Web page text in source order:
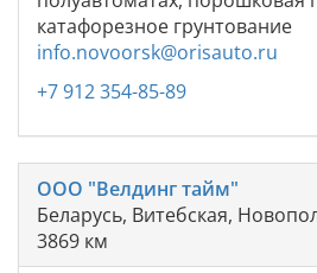
катафорезное грунтование
info.novoorsk@orisauto.ru
+7 912 354-85-89
ООО "Велдинг тайм"
Беларусь, Витебская,
3869 км